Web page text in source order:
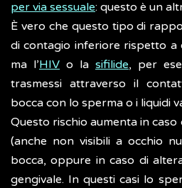
per via sessuale: questo è un
È vero che questo tipo di
di contagio inferiore rispetto a
ma l’HIV o la sifilide, per
trasmessi attraverso il
bocca con lo sperma o i liquidi
Questo rischio aumenta in
(anche non visibili a occhio
bocca, oppure in caso di
gengivale. In questi casi lo